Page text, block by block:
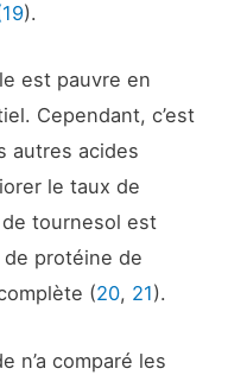
).
est pauvre en
Cependant, c’est
autres acides
le taux de
tournesol est
protéine de
(20, 21).
n’a comparé les